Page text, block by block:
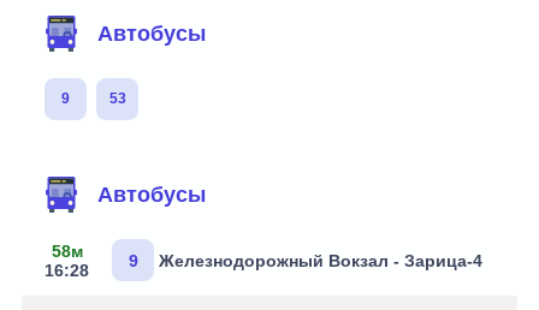
Автобусы
9 53
Автобусы
58м
16:28
9 Железнодорожный Вокзал - Зарица-4